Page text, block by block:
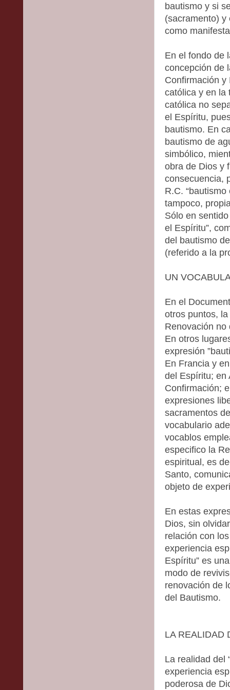
bautismo y si
(sacramento) y
como
En el fondo de
concepción de
Confirmación
católica y en la
católica no
el Espíritu,
bautismo. En
bautismo de
simbólico,
obra de Dios y
consecuencia,
R.C.
tampoco,
Sólo en
el Espíritu”,
del bautismo
(referido a la
UN
En el
otros puntos,
Renovación no
En otros
expresión
En Francia y
del Espíritu; en
Confirmación;
expresiones
sacramentos
vocabulario
vocablos
especifico la
espiritual, es
Santo,
objeto de
En estas
Dios, sin
relación con
experiencia
Espíritu” es
modo de
renovación de
del Bautismo.
LA REALIDAD
La realidad del
experiencia
poderosa de